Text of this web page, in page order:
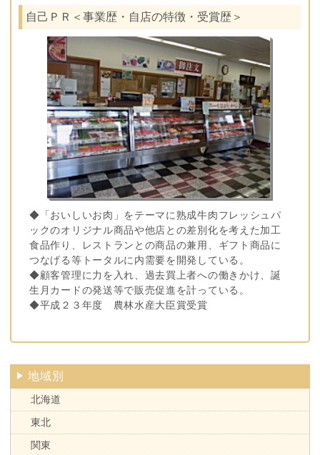
自己ＰＲ＜事業歴・自店の特徴・受賞歴＞
◆「おいしいお肉」をテーマに熟成牛肉フレッシュパ
ックのオリジナル商品や他店との差別化を考えた加工
食品作り、レストランとの商品の兼用、ギフト商品に
つなげる等トータルに内需要を開発している。
◆顧客管理に力を入れ、過去買上者への働きかけ、誕
生月カードの発送等で販売促進を計っている。
◆平成２３年度 農林水産大臣賞受賞
地域別
北海道
東北
関東